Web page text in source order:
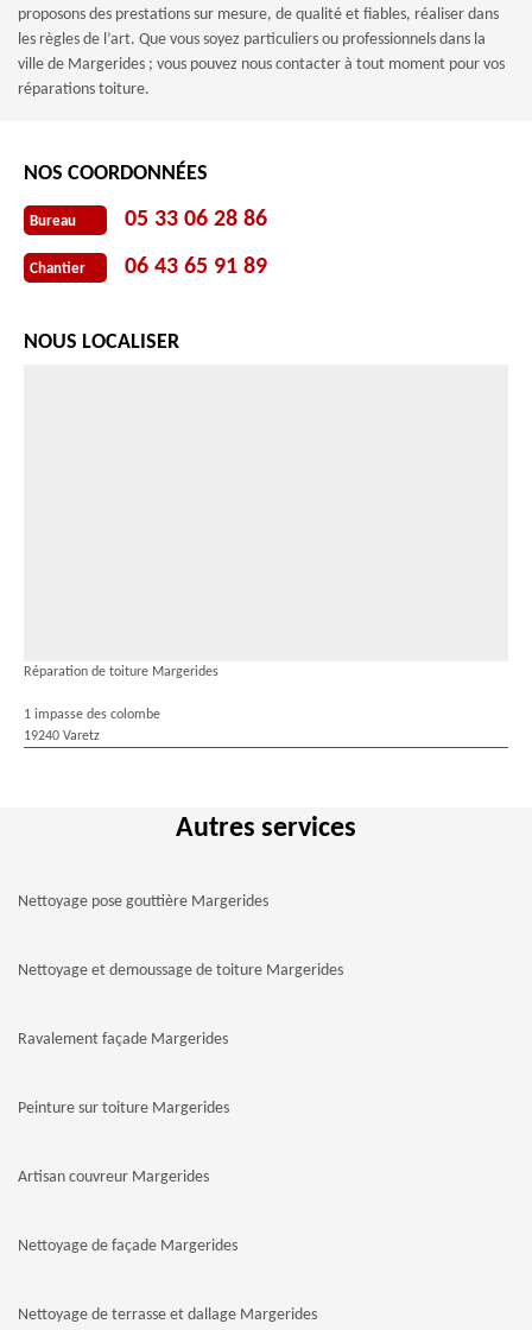
proposons des prestations sur mesure, de qualité et fiables, réaliser dans
les règles de l’art. Que vous soyez particuliers ou professionnels dans la
ville de Margerides ; vous pouvez nous contacter à tout moment pour vos
réparations toiture.
NOS COORDONNÉES
Bureau 05 33 06 28 86
Chantier 06 43 65 91 89
NOUS LOCALISER
Réparation de toiture Margerides
1 impasse des colombe
19240 Varetz
Autres services
Nettoyage pose gouttière Margerides
Nettoyage et demoussage de toiture Margerides
Ravalement façade Margerides
Peinture sur toiture Margerides
Artisan couvreur Margerides
Nettoyage de façade Margerides
Nettoyage de terrasse et dallage Margerides